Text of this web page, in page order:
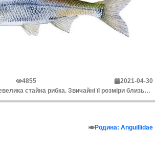
4855
2021-04-30
Верховка (Вівсянка) - невелика стайна рибка. Звичайні її розміри близько 4-5 см довжини, максимальна не перевищує 9 см., маса до 7 г. Тривалість її жи...
Родина: Anguillidae